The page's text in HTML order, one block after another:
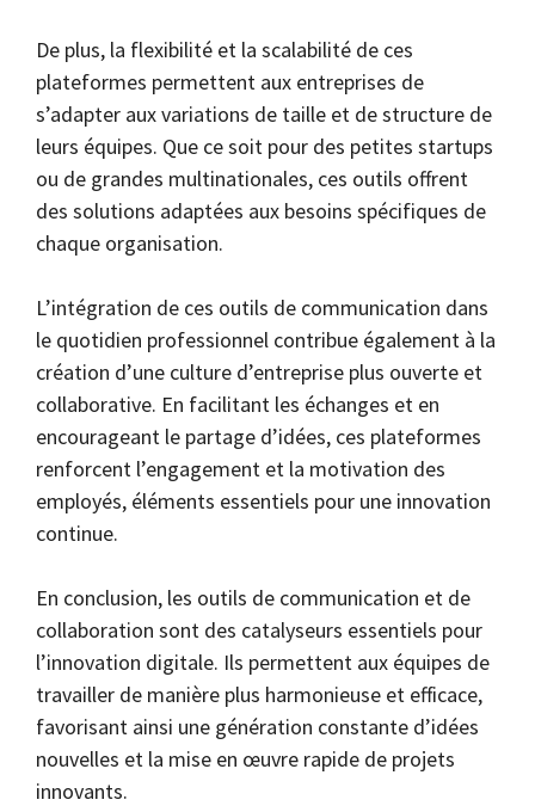
De plus, la flexibilité et la scalabilité de ces
plateformes permettent aux entreprises de
s’adapter aux variations de taille et de structure de
leurs équipes. Que ce soit pour des petites startups
ou de grandes multinationales, ces outils offrent
des solutions adaptées aux besoins spécifiques de
chaque organisation.
L’intégration de ces outils de communication dans
le quotidien professionnel contribue également à la
création d’une culture d’entreprise plus ouverte et
collaborative. En facilitant les échanges et en
encourageant le partage d’idées, ces plateformes
renforcent l’engagement et la motivation des
employés, éléments essentiels pour une innovation
continue.
En conclusion, les outils de communication et de
collaboration sont des catalyseurs essentiels pour
l’innovation digitale. Ils permettent aux équipes de
travailler de manière plus harmonieuse et efficace,
favorisant ainsi une génération constante d’idées
nouvelles et la mise en œuvre rapide de projets
innovants.